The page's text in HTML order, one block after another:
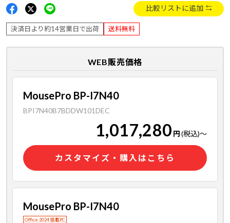
比較リストに追加
決済日より約14営業日で出荷 送料無料
WEB販売価格
MousePro BP-I7N40
BPI7N40B7BDDW101DEC
1,017,280 円(税込)～
カスタマイズ・購入はこちら
MousePro BP-I7N40
Office 2024 搭載PC